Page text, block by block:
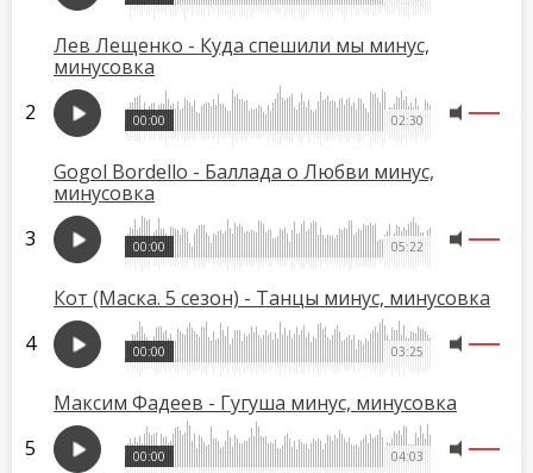
Лев Лещенко - Куда спешили мы минус,
минусовка
02:30
00:00
Gogol Bordello - Баллада о Любви минус,
минусовка
05:22
00:00
Кот (Маска. 5 сезон) - Танцы минус, минусовка
03:25
00:00
Максим Фадеев - Гугуша минус, минусовка
04:03
00:00